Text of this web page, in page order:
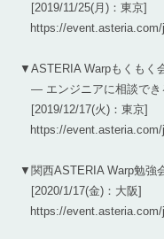
[2019/11/25(月)：東京]
https://event.asteria.com/
▼ASTERIA Warpもくもく
― エンジニアに相談で
[2019/12/17(火)：東京]
https://event.asteria.com/
▼関西ASTERIA Warp勉強
[2020/1/17(金)：大阪]
https://event.asteria.com/